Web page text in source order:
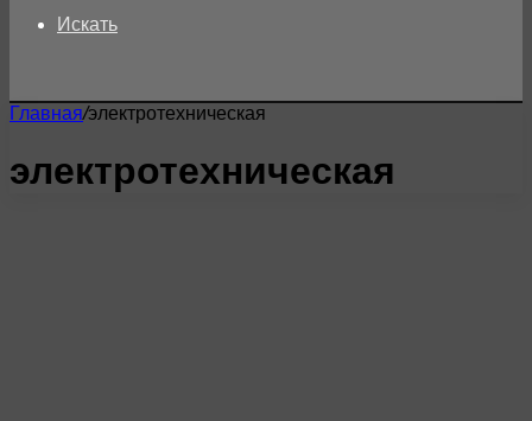
Искать
Главная/электротехническая
электротехническая